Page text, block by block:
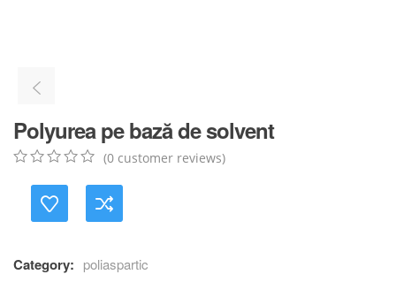
Polyurea pe bază de solvent
based
ratings
(0 customer reviews)
Category: poliaspartic